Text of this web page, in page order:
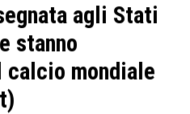
agli Stati
stanno
calcio mondiale